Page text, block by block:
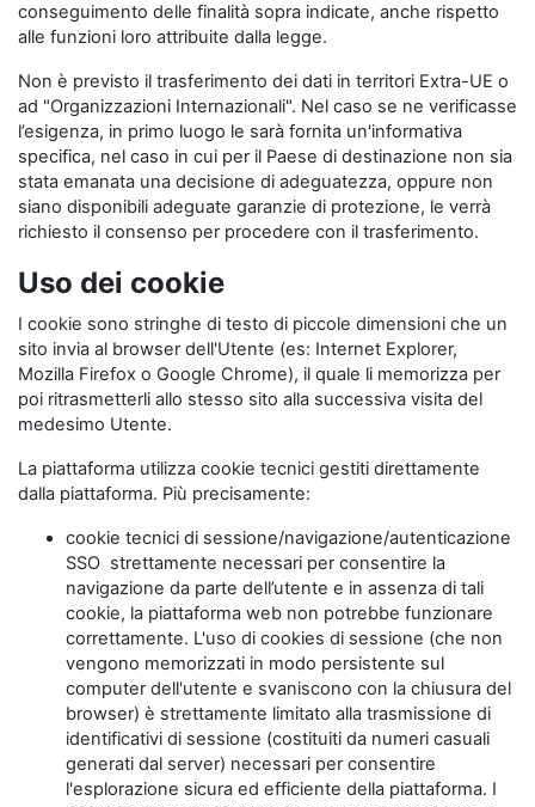
conseguimento delle finalità sopra indicate, anche rispetto
alle funzioni loro attribuite dalla legge.
Non è previsto il trasferimento dei dati in territori Extra-UE o
ad "Organizzazioni Internazionali". Nel caso se ne verificasse
l’esigenza, in primo luogo le sarà fornita un'informativa
specifica, nel caso in cui per il Paese di destinazione non sia
stata emanata una decisione di adeguatezza, oppure non
siano disponibili adeguate garanzie di protezione, le verrà
richiesto il consenso per procedere con il trasferimento.
Uso dei cookie
I cookie sono stringhe di testo di piccole dimensioni che un
sito invia al browser dell'Utente (es: Internet Explorer,
Mozilla Firefox o Google Chrome), il quale li memorizza per
poi ritrasmetterli allo stesso sito alla successiva visita del
medesimo Utente.
La piattaforma utilizza cookie tecnici gestiti direttamente
dalla piattaforma. Più precisamente:
cookie tecnici di sessione/navigazione/autenticazione
SSO strettamente necessari per consentire la
navigazione da parte dell’utente e in assenza di tali
cookie, la piattaforma web non potrebbe funzionare
correttamente. L'uso di cookies di sessione (che non
vengono memorizzati in modo persistente sul
computer dell'utente e svaniscono con la chiusura del
browser) è strettamente limitato alla trasmissione di
identificativi di sessione (costituiti da numeri casuali
generati dal server) necessari per consentire
l'esplorazione sicura ed efficiente della piattaforma. I